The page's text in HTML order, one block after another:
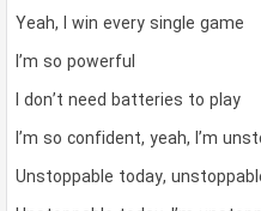
Yeah, I win every single game
I’m so powerful
I don’t need batteries to play
I’m so confident, yeah, I’m
Unstoppable today,